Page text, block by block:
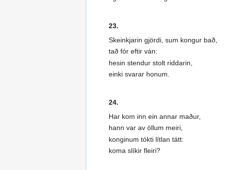
23.
Skeinkjarin gjördi, sum kongur bað,
tað fór eftir ván:
hesin stendur stolt riddarin,
einki svarar honum.
24.
Har kom inn ein annar maður,
hann var av öllum meiri,
konginum tókti lítlan tátt:
koma slíkir fleiri?